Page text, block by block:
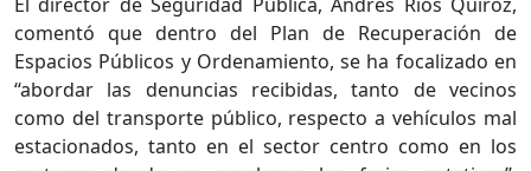
comentó que dentro del Plan de Recuperación de
Espacios Públicos y Ordenamiento, se ha focalizado en
‘‘abordar las denuncias recibidas, tanto de vecinos
como del transporte público, respecto a vehículos mal
estacionados, tanto en el sector centro como en los